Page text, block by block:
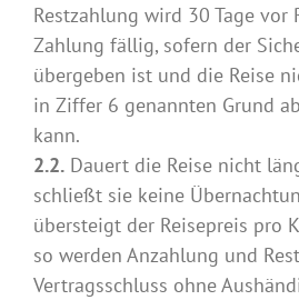
Restzahlung wird 30 Tage vor
Zahlung fällig, sofern der
übergeben ist und die Reise
in Ziffer 6 genannten Grund
kann.
2.2. Dauert die Reise nicht
schließt sie keine
übersteigt der Reisepreis pro
so werden Anzahlung und
Vertragsschluss ohne